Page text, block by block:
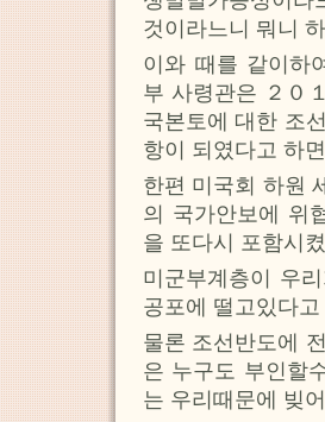
것이라느니 뭐니
이와 때를 같이하
부 사령관은 ２０
국본토에 대한 조
항이 되였다고 하
한편 미국회 하원
의 국가안보에 위
을 또다시 포함시
미군부계층이 우
공포에 떨고있다
물론 조선반도에
은 누구도 부인할
는 우리때문에 빚